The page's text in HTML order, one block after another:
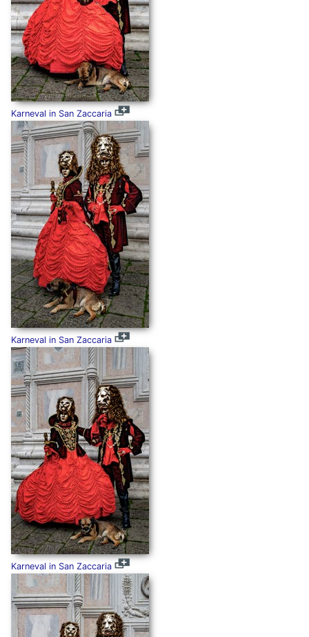
Karneval in San Zaccaria
Karneval in San Zaccaria
Karneval in San Zaccaria